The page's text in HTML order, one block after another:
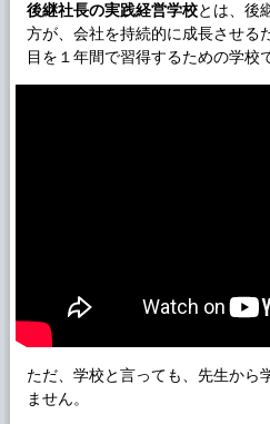
後継社長の実践経営学校とは、後
方が、会社を持続的に成長させる
目を１年間で習得するための学校
ただ、学校と言っても、先生から
ません。